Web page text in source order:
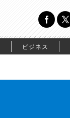
ビジネス